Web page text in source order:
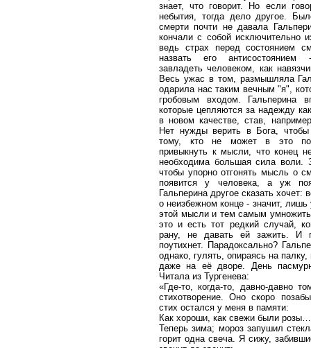
знает, что говорит. Но если
небытия, тогда дело другое.
смерти почти не давала
кончали с собой исключительно
ведь страх перед состоянием
назвать его
завладеть человеком, как
Весь ужас в том, размышляла
одарила нас таким вечным "я",
гробовым входом. Гальперина
которые цепляются за надежду
в новом качестве, став,
Нет нужды верить в Бога, чтобы
тому, кто не может в это
привыкнуть к мысли, что конец
необходима большая сила воли.
чтобы упорно отгонять мысль о
появится у человека, а уж
Гальперина другое сказать хочет:
о неизбежном конце - значит,
этой мысли и тем самым
это и есть тот редкий случай,
рану, не давать ей зажить. И
поутихнет. Парадоксально?
однако, гулять, опираясь на
даже на её дворе. День
Читала из Тургенева:
«Где-то, когда-то, давно-давно
стихотворение. Оно скоро
стих остался у меня в памяти:
Как хороши, как свежи были розы…
Теперь зима; мороз запушил
горит одна свеча. Я сижу,